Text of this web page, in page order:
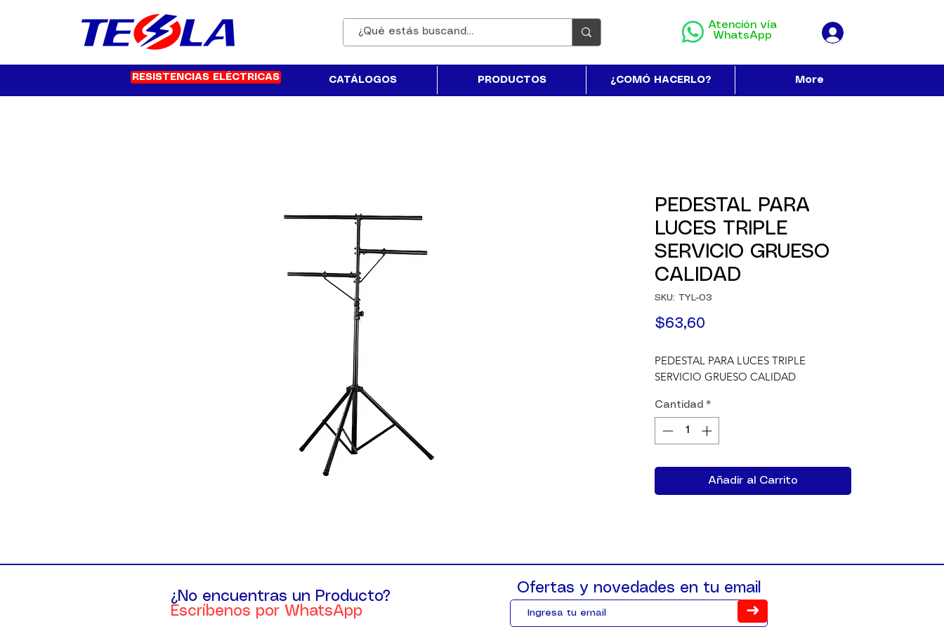
Atención vía
WhatsApp
RESISTENCIAS ELÉCTRICAS CATÁLOGOS PRODUCTOS ¿COMÓ HACERLO? More
PEDESTAL PARA
LUCES TRIPLE
SERVICIO GRUESO
CALIDAD
SKU: TYL-03
$63,60
PEDESTAL PARA LUCES TRIPLE
SERVICIO GRUESO CALIDAD
Cantidad *
Añadir al Carrito
¿No encuentras un Producto?
Escríbenos por WhatsApp
Ofertas y novedades en tu email
➜